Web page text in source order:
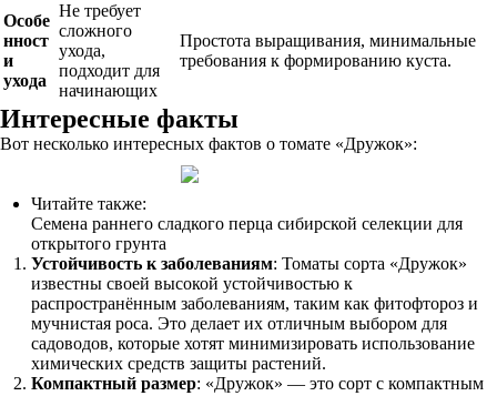
Особе
нност
и
ухода
Не требует
сложного
ухода,
подходит для
начинающих
Простота выращивания, минимальные
требования к формированию куста.
Интересные факты
Вот несколько интересных фактов о томате «Дружок»:
Читайте также:
Семена раннего сладкого перца сибирской селекции для
открытого грунта
Устойчивость к заболеваниям: Томаты сорта «Дружок»
известны своей высокой устойчивостью к
распространённым заболеваниям, таким как фитофтороз и
мучнистая роса. Это делает их отличным выбором для
садоводов, которые хотят минимизировать использование
химических средств защиты растений.
Компактный размер: «Дружок» — это сорт с компактным